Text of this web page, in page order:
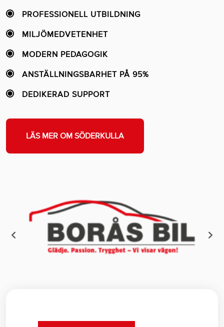
PROFESSIONELL UTBILDNING
MILJÖMEDVETENHET
MODERN PEDAGOGIK
ANSTÄLLNINGSBARHET PÅ 95%
DEDIKERAD SUPPORT
LÄS MER OM SÖDERKULLA